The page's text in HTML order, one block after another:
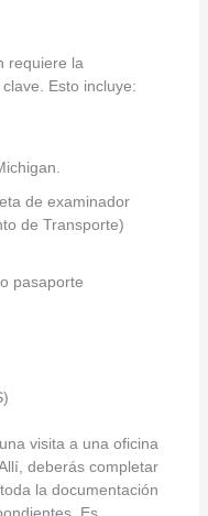
requiere la
Esto incluye:
de examinador
de Transporte)
pasaporte
visita a una oficina
deberás completar
la documentación